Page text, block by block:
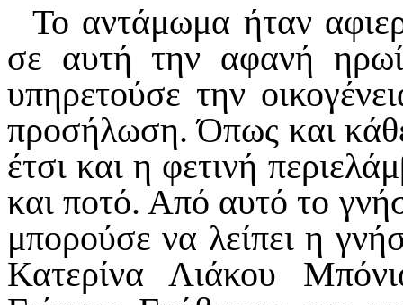
Το αντάμωμα ήταν
σε αυτή την αφανή
υπηρετούσε την
προσήλωση. Όπως και
έτσι και η φετινή
και ποτό. Από αυτό το
μπορούσε να λείπει η
Κατερίνα Λιάκου